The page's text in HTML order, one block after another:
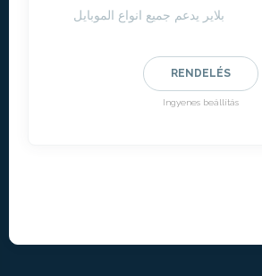
بلاير يدعم جميع انواع الموبايل
RENDELÉS
Ingyenes beállítás